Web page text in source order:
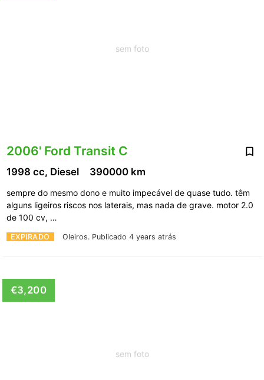
sem foto
2006' Ford Transit C
EXPIRADO Oleiros. Publicado 4 years atrás
1998 cc, Diesel 390000 km
sempre do mesmo dono e muito impecável de quase tudo. têm
alguns ligeiros riscos nos laterais, mas nada de grave. motor 2.0
de 100 cv, …
sem foto
€3,200